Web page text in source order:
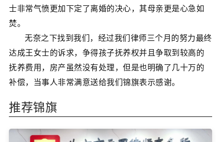
士非常气愤更加下定了离婚的决心，其母亲更是心急如
焚。
无奈之下找到我们，经过我们律师三个月的努力最终
达成王女士的诉求，争得孩子抚养权并且争取到较高的
抚养费用，房产虽然没有处理，但是也明确了几十万的
补偿，当事人非常满意送给我们锦旗表示感谢。
推荐锦旗